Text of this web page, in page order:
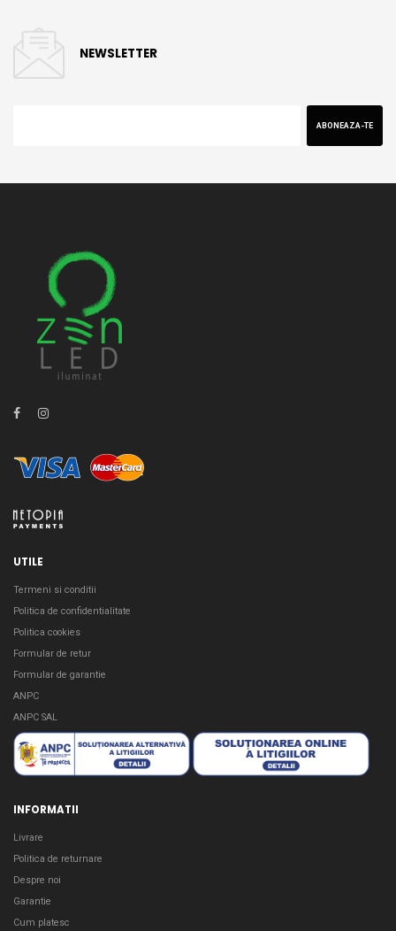
NEWSLETTER
ABONEAZA-TE
UTILE
Termeni si conditii
Politica de confidentialitate
Politica cookies
Formular de retur
Formular de garantie
ANPC
ANPC SAL
INFORMATII
Livrare
Politica de returnare
Despre noi
Garantie
Cum platesc